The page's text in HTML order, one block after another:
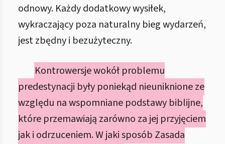
odnowy. Każdy dodatkowy wysiłek,
wykraczający poza naturalny bieg wydarzeń,
jest zbędny i bezużyteczny.
Kontrowersje wokół problemu
predestynacji były poniekąd nieuniknione ze
względu na wspomniane podstawy biblijne,
które przemawiają zarówno za jej przyjęciem
jak i odrzuceniem. W jaki sposób Zasada